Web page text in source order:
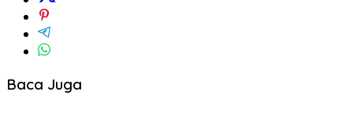
Baca Juga